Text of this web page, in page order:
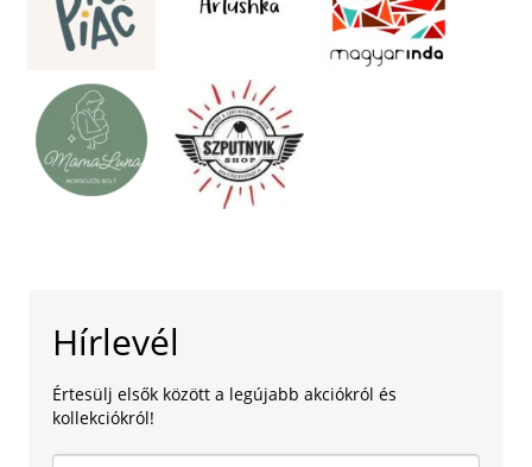
Hírlevél
Értesülj elsők között a legújabb akciókról és
kollekciókról!